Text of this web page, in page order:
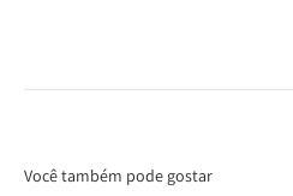
Você também pode gostar